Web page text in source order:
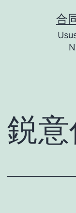
キ
ッ
合
鋭意